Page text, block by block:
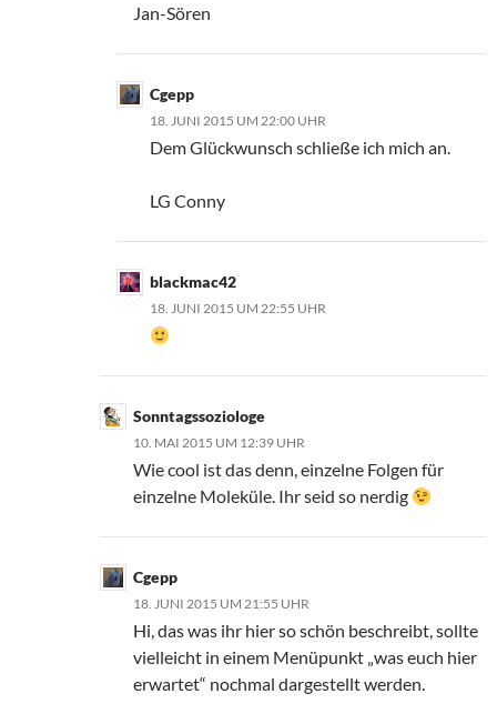
Jan-Sören
Cgepp
18. JUNI 2015 UM 22:00 UHR
Dem Glückwunsch schließe ich mich an.
LG Conny
blackmac42
18. JUNI 2015 UM 22:55 UHR
Sonntagssoziologe
10. MAI 2015 UM 12:39 UHR
Wie cool ist das denn, einzelne Folgen für
einzelne Moleküle. Ihr seid so nerdig
Cgepp
18. JUNI 2015 UM 21:55 UHR
Hi, das was ihr hier so schön beschreibt, sollte
vielleicht in einem Menüpunkt „was euch hier
erwartet“ nochmal dargestellt werden.